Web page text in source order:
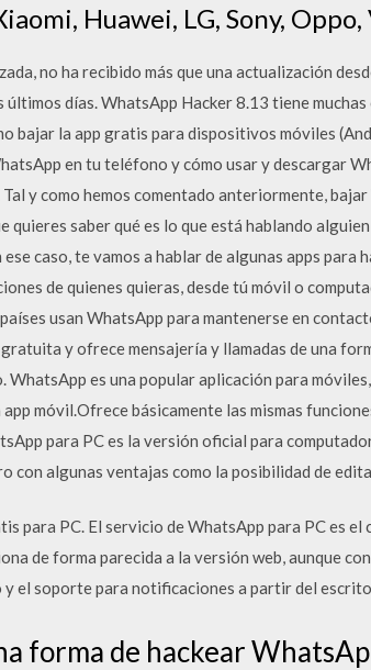
Huawei, LG, Sony,
no ha recibido más que una actualización
días. WhatsApp Hacker 8.13 tiene
bajar la app gratis para dispositivos móviles
en tu teléfono y cómo usar y descargar
y como hemos comentado anteriormente,
saber qué es lo que está hablando
caso, te vamos a hablar de algunas apps
de quienes quieras, desde tú móvil o
usan WhatsApp para mantenerse en
y ofrece mensajería y llamadas de una
es una popular aplicación para
móvil.Ofrece básicamente las mismas
para PC es la versión oficial para
con algunas ventajas como la posibilidad de
para PC. El servicio de WhatsApp para PC es
de forma parecida a la versión web, aunque
el soporte para notificaciones a partir del
forma de hackear